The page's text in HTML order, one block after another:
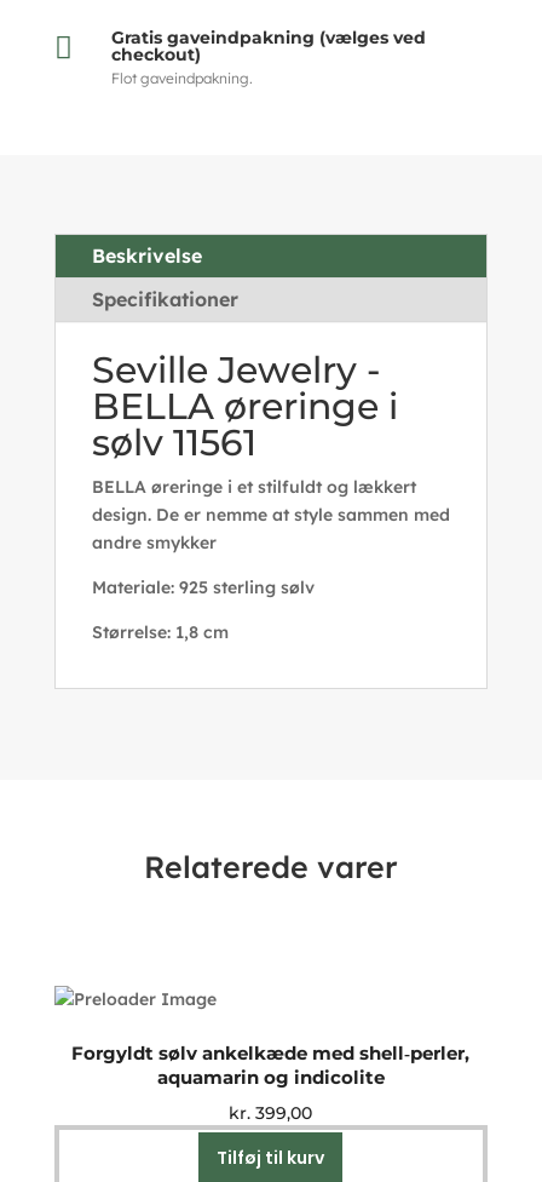
 Gratis gaveindpakning (vælges ved
checkout)
Flot gaveindpakning.
Beskrivelse
Specifikationer
Seville Jewelry -
BELLA øreringe i
sølv 11561
BELLA øreringe i et stilfuldt og lækkert
design. De er nemme at style sammen med
andre smykker
Materiale: 925 sterling sølv
Størrelse: 1,8 cm
Relaterede varer
Forgyldt sølv ankelkæde med shell‑perler,
aquamarin og indicolite
kr. 399,00
Tilføj til kurv